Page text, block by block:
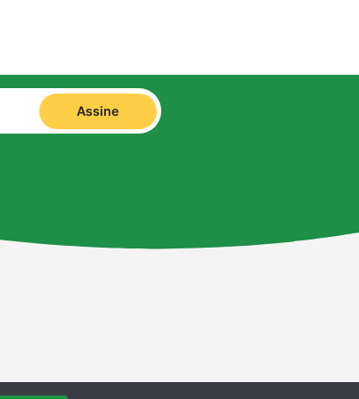
Assine